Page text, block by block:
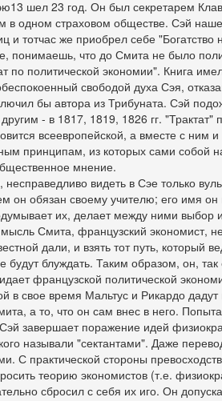
шел 23 год. Он был секретарем
в одном страховом обществе. Сэй
и тотчас же приобрел себе
понимаешь, что до Смита не было
по политической экономии". Книга
свободой духа Сэя,
бы автора из Трибуната. Сэй
- в 1817, 1819, 1826 гг.
всеевропейской, а вместе с
принципам, из которых сами
мнение.
видеть в Сэе только
он обязан своему учителю; его имя
их, делает между ними выбор
мысль Смита, французский экономист,
дали, и взять тот путь, который
будут блуждать. Таким образом, он,
французской политической
в свое время Мальтус и Рикардо
а то, что он сам внес в него.
завершает поражение идей
называли "сектантами". Даже
С практической стороны
теорию экономистов (т.е.
сбросил с себя их иго. Он